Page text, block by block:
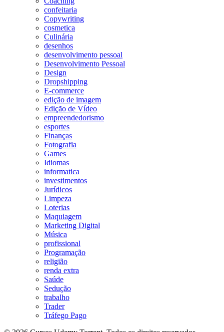
confeitaria
Copywriting
cosmetica
Culinária
desenhos
desenvolvimento pessoal
Desenvolvimento Pessoal
Design
Dropshipping
E-commerce
edição de imagem
Edição de Vídeo
empreendedorismo
esportes
Finanças
Fotografia
Games
Idiomas
informatica
investimentos
Jurídicos
Limpeza
Loterias
Maquiagem
Marketing Digital
Música
profissional
Programação
religião
renda extra
Saúde
Sedução
trabalho
Trader
Tráfego Pago